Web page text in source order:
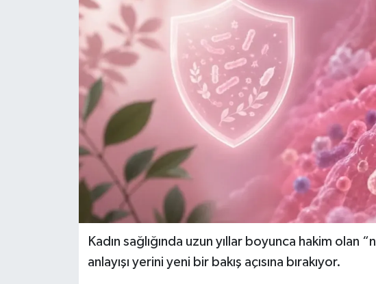
Kadın sağlığında uzun yıllar boyunca hakim olan
anlayışı yerini yeni bir bakış açısına bırakıyor.
Ekonomi
Foto Galeri